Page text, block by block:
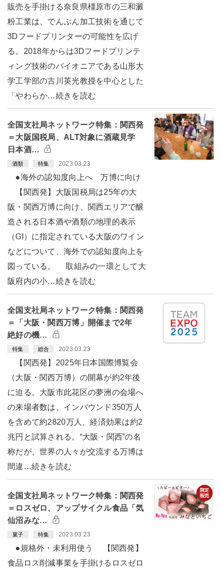
販売を手掛ける奈良県橿原市の三和澱
粉工業は、でんぷん加工技術を通じて
3Dフードプリンターの可能性を広げ
る。2018年からは3Dフードプリンテ
ィング技術のパイオニアである山形大
学工学部の古川英光教授を中心とした
「やわらか…続きを読む
全国支社局ネットワーク特集：関西発
＝大阪国税局、ALT対象に酒蔵見学
日本酒…
酒類 特集 2023.03.23
●海外の認知度向上へ 万博に向け
【関西発】大阪国税局は25年の大
阪・関西万博に向け、関西エリアで醸
造される日本酒や酒類の地理的表示
（GI）に指定されている大阪のワイン
などについて、海外での認知度向上を
図っている。 取組みの一環として大
阪府内の小…続きを読む
全国支社局ネットワーク特集：関西発
＝「大阪・関西万博」開催まで2年
絶好の機…
特集 総合 2023.03.23
【関西発】2025年日本国際博覧会
（大阪・関西万博）の開幕が約2年後
に迫る。大阪市此花区の夢洲の会場へ
の来場者数は、インバウンド350万人
を含めて約2820万人、経済効果は約2
兆円と試算される。“大阪・関西”の名
称だが、世界の人々が交流する万博は
間違…続きを読む
全国支社局ネットワーク特集：関西発
＝ロスゼロ、アップサイクル食品「気
仙沼みな…
菓子 特集 2023.03.23
●規格外・未利用使う 【関西発】
食品ロス削減事業を手掛けるロスゼロ